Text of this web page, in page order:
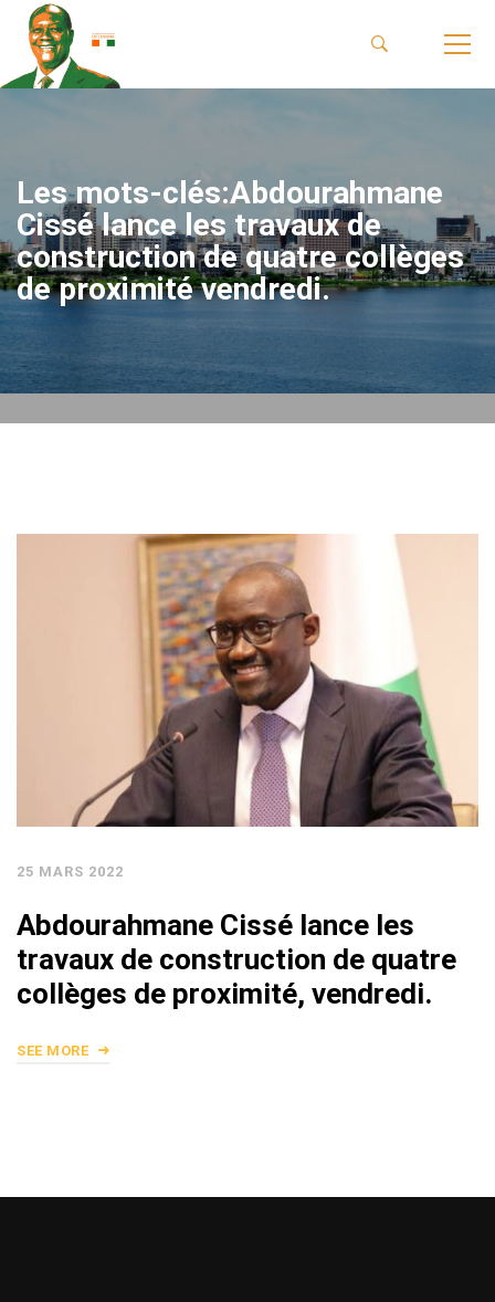
Les mots-clés:Abdourahmane
Cissé lance les travaux de
construction de quatre collèges
de proximité vendredi.
25 MARS 2022
Abdourahmane Cissé lance les
travaux de construction de quatre
collèges de proximité, vendredi.
SEE MORE